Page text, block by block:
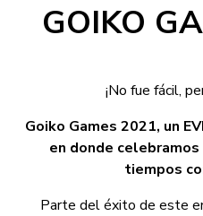
GOIKO
¡No fue fácil,
Goiko Games 2021, un
en donde
tiempos
Parte del éxito de este